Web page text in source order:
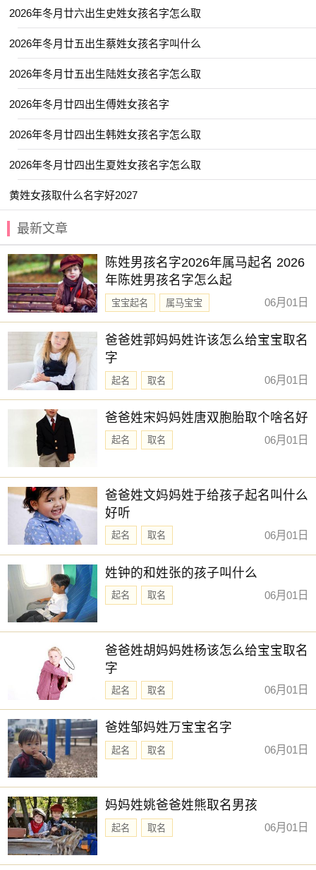
【云雅】 【乐洋】 【书弘】 【冰颜】
【优艺】 【元姝】 【予初】 【与夏】
【冬瑶】 【乐诗】 【乔苒】 【华琪】
【亦洋】 【书言】 【佳辰】 【书睿】
【云碧】 【亭然】 【亦君】 【今夏】
【亦昊】 【云昕】 【丞博】 【允廷】
【予欣】 【亦闲】 【书梦】 【伊然】
【元芷】 【乐渝】 【亦君】 【乐钧】
【亦洋】 【云轼】 【云浩】 【以晗】
【初岚】 【书敏】 【冉婕】 【元捷】
【书智】 【云晏】 【云涵】 【一棠】
【亦仁】 【书颜】 【乐善】 【云枫】
【乐淳】 【依雯】 【俞昭】 【云溪】
赐子好名，能伴子一生。想给宝宝取一个好名字吗？选
择下方的【宝宝起名】，为孩子起一个吉利的好名字吧。
2026年冬月廿六出生史姓女孩名字怎么取
2026年冬月廿五出生蔡姓女孩名字叫什么
2026年冬月廿五出生陆姓女孩名字怎么取
2026年冬月廿四出生傅姓女孩名字
2026年冬月廿四出生韩姓女孩名字怎么取
2026年冬月廿四出生夏姓女孩名字怎么取
黄姓女孩取什么名字好2027
最新文章
陈姓男孩名字2026年属马起名 2026
年陈姓男孩名字怎么起
宝宝起名
属马宝宝
新生儿取名
06月01日
爸爸姓郭妈妈姓许该怎么给宝宝取名
字
起名 取名 06月01日
爸爸姓宋妈妈姓唐双胞胎取个啥名好
起名 取名 06月01日
爸爸姓文妈妈姓于给孩子起名叫什么
好听
起名 取名 06月01日
姓钟的和姓张的孩子叫什么
起名 取名 06月01日
爸爸姓胡妈妈姓杨该怎么给宝宝取名
字
起名 取名 06月01日
爸姓邹妈姓万宝宝名字
起名 取名 06月01日
妈妈姓姚爸爸姓熊取名男孩
起名 取名 06月01日